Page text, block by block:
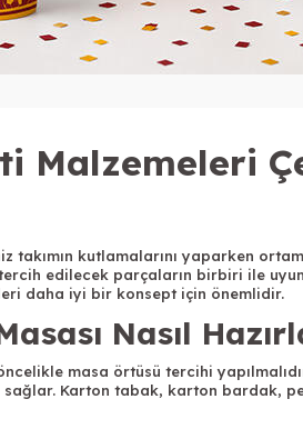
Malzemeleri
takımın kutlamalarını yaparken
edilecek parçaların birbiri ile
daha iyi bir konsept için önemlidir.
Nasıl
öncelikle masa örtüsü tercihi
Karton tabak, karton bardak,